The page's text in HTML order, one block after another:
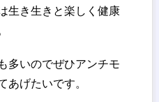
生き生きと楽しく健康
多いのでぜひアンチモ
あげたいです。